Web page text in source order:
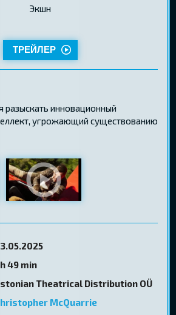
Экшн
ТРЕЙЛЕР
разыскать инновационный
угрожающий существованию
49 min
Theatrical Distribution OÜ
McQuarrie